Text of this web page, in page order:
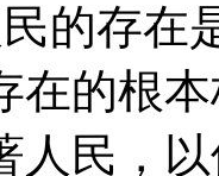
的存在
在的根
人民，